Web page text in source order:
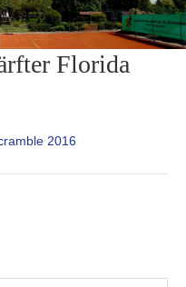
Florida
2016